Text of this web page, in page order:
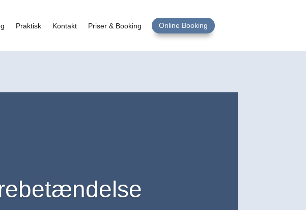
Praktisk Kontakt Priser & Booking Online Booking